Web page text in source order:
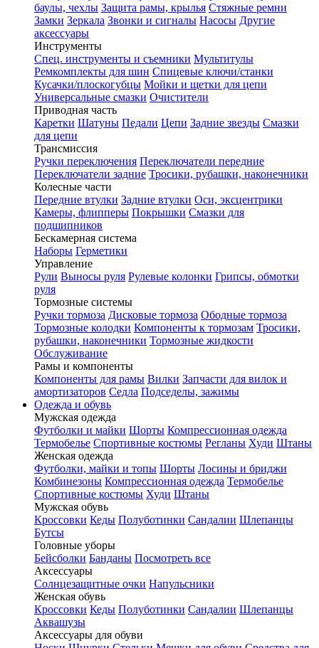
баулы, чехлы Защита рамы, крылья Стяжные ремни
Замки Зеркала Звонки и сигналы Насосы Другие
аксессуары
Инструменты
Спец. инструменты и съемники Мультитулы
Ремкомплекты для шин Спицевые ключи/станки
Кусачки/плоскогубцы Мойки и щетки для цепи
Универсальные смазки Очистители
Приводная часть
Каретки Шатуны Педали Цепи Задние звезды Смазки
для цепи
Трансмиссия
Ручки переключения Переключатели передние
Переключатели задние Тросики, рубашки, наконечники
Колесные части
Передние втулки Задние втулки Оси, эксцентрики
Камеры, флипперы Покрышки Смазки для
подшипников
Бескамерная система
Наборы Герметики
Управление
Рули Выносы руля Рулевые колонки Грипсы, обмотки
руля
Тормозные системы
Ручки тормоза Дисковые тормоза Ободные тормоза
Тормозные колодки Компоненты к тормозам Тросики,
рубашки, наконечники Тормозные жидкости
Обслуживание
Рамы и компоненты
Компоненты для рамы Вилки Запчасти для вилок и
амортизаторов Седла Подседелы, зажимы
Одежда и обувь
Мужская одежда
Футболки и майки Шорты Компрессионная одежда
Термобелье Спортивные костюмы Регланы Худи Штаны
Женская одежда
Футболки, майки и топы Шорты Лосины и бриджи
Комбинезоны Компрессионная одежда Термобелье
Спортивные костюмы Худи Штаны
Мужская обувь
Кроссовки Кеды Полуботинки Сандалии Шлепанцы
Бутсы
Головные уборы
Бейсболки Банданы Посмотреть все
Аксессуары
Солнцезащитные очки Напульсники
Женская обувь
Кроссовки Кеды Полуботинки Сандалии Шлепанцы
Аквашузы
Аксессуары для обуви